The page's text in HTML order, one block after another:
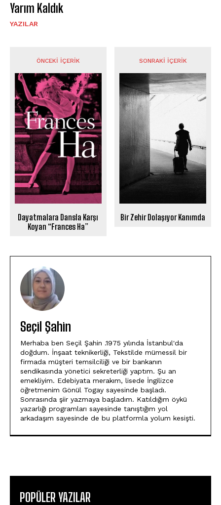
Yarım Kaldık
YAZILAR
ÖNCEKI İÇERIK
Dayatmalara Dansla Karşı
Koyan “Frances Ha”
SONRAKI İÇERIK
Bir Zehir Dolaşıyor Kanımda
Seçil Şahin
Merhaba ben Seçil Şahin .1975 yılında İstanbul'da
doğdum. İnşaat teknikerliği, Tekstilde mümessil bir
firmada müşteri temsilciliği ve bir bankanın
sendikasında yönetici sekreterliği yaptım. Şu an
emekliyim. Edebiyata merakım, lisede İngilizce
öğretmenim Gönül Togay sayesinde başladı.
Sonrasında şiir yazmaya başladım. Katıldığım öykü
yazarlığı programları sayesinde tanıştığım yol
arkadaşım sayesinde de bu platformla yolum kesişti.
POPÜLER YAZILAR